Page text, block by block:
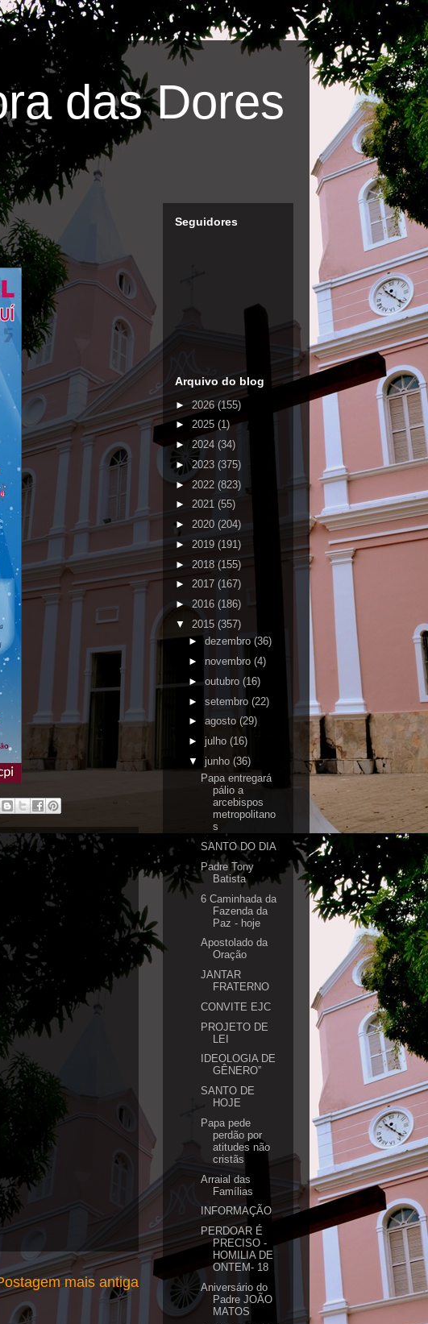
das Dores
mais antiga
Seguidores
Arquivo do blog
►2026(155)
► 2025 (1)
► 2024 (34)
►2023 (375)
► 2022 (823)
► 2021 (55)
► 2020 (204)
► 2019 (191)
► 2018(155)
► 2017 (167)
► 2016 (186)
▼ 2015 (357)
►dezembro(36)
► novembro (4)
► outubro (16)
► setembro (22)
► agosto(29)
► julho (16)
▼ junho (36)
Papa entregará
pálio a
arcebispos
metropolitano
s
SANTO DO DIA
Padre Tony
Batista
6 Caminhada da
Fazenda da
Paz - hoje
Apostolado da
Oração
JANTAR
FRATERNO
CONVITE EJC
PROJETO DE
LEI
IDEOLOGIA DE
GÊNERO”
SANTO DE
HOJE
Papa pede
perdão por
atitudes não
cristãs
Arraial das
Famílias
INFORMAÇÃO
PERDOAR É
PRECISO -
HOMILIA DE
ONTEM- 18
Aniversário do
Padre JOÃO
MATOS